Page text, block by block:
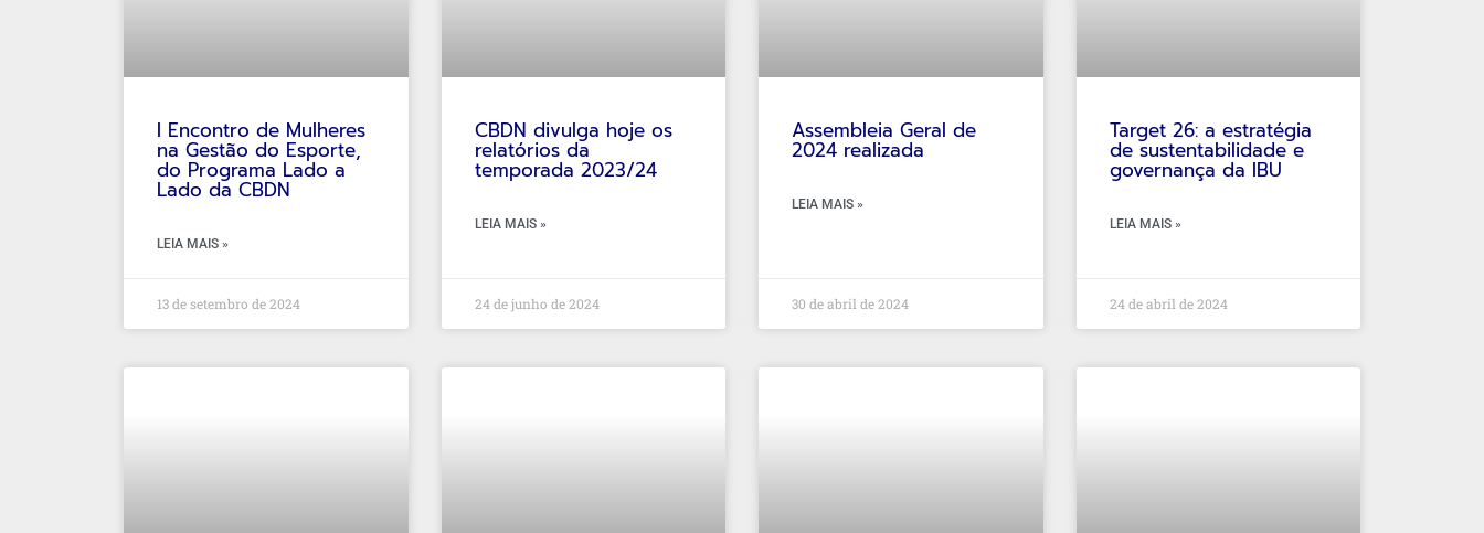
I Encontro de Mulheres
na Gestão do Esporte,
do Programa Lado a
Lado da CBDN
LEIA MAIS »
13 de setembro de 2024
CBDN divulga hoje os
relatórios da
temporada 2023/24
LEIA MAIS »
24 de junho de 2024
Assembleia Geral de
2024 realizada
LEIA MAIS »
30 de abril de 2024
Target 26: a estratégia
de sustentabilidade e
governança da IBU
LEIA MAIS »
24 de abril de 2024